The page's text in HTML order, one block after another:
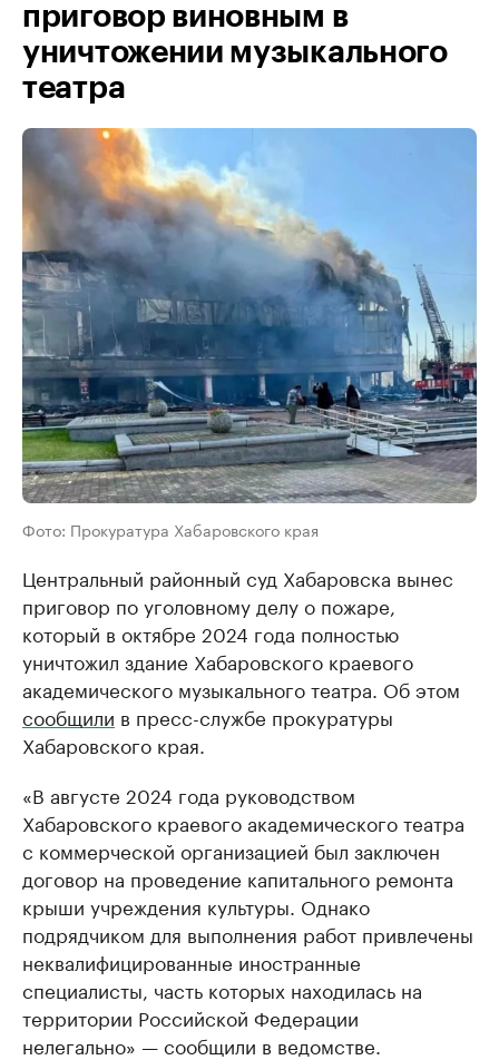
приговор виновным в
уничтожении музыкального
театра
Фото: Прокуратура Хабаровского края
Центральный районный суд Хабаровска вынес
приговор по уголовному делу о пожаре,
который в октябре 2024 года полностью
уничтожил здание Хабаровского краевого
академического музыкального театра. Об этом
сообщили в пресс-службе прокуратуры
Хабаровского края.
«В августе 2024 года руководством
Хабаровского краевого академического театра
с коммерческой организацией был заключен
договор на проведение капитального ремонта
крыши учреждения культуры. Однако
подрядчиком для выполнения работ привлечены
неквалифицированные иностранные
специалисты, часть которых находилась на
территории Российской Федерации
нелегально» — сообщили в ведомстве.